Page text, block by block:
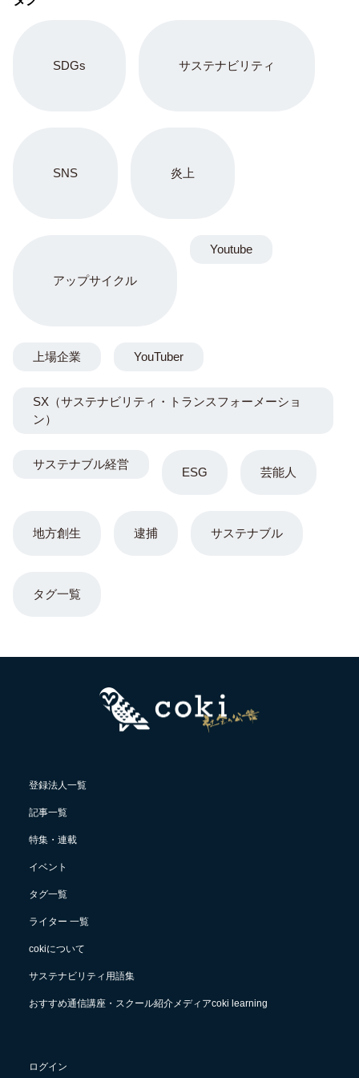
SDGs サステナビリティ
SNS 炎上
アップサイクル
ESG 芸能人
地方創生 逮捕 サステナブル
Youtube
上場企業 YouTuber
SX（サステナビリティ・トランスフォーメーショ
ン）
サステナブル経営
タグ一覧
登録法人一覧
記事一覧
特集・連載
イベント
タグ一覧
ライター 一覧
cokiについて
サステナビリティ用語集
おすすめ通信講座・スクール紹介メディアcoki learning
ログイン